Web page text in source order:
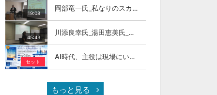
19:08
岡部竜一氏_私なりのスカイカラ―人材
45:43
川添良幸氏_湯田恵美氏_トモダチトーク_第11回伊達な大学院セミナー
セット
AI時代、主役は現場にいる ～スカイカラーという新しい社会のかたち～
もっと見る